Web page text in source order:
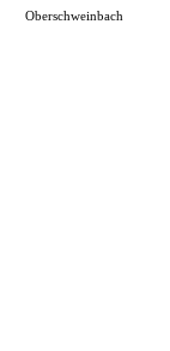
Oberschweinbach